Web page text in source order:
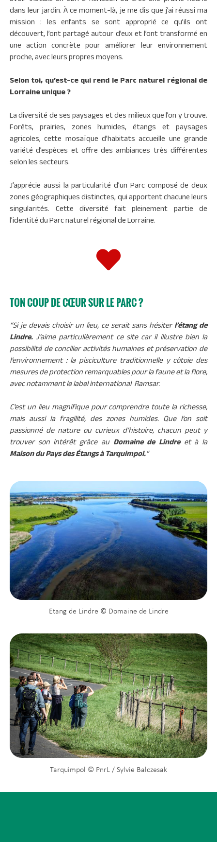
dans leur jardin. À ce moment-là, je me dis que j’ai réussi ma
mission : les enfants se sont approprié ce qu’ils ont
découvert, l’ont partagé autour d’eux et l’ont transformé en
une action concrète pour améliorer leur environnement
proche, avec leurs propres moyens.
Selon toi, qu’est-ce qui rend le Parc naturel régional de
Lorraine unique ?
La diversité de ses paysages et des milieux que l’on y trouve.
Forêts, prairies, zones humides, étangs et paysages
agricoles, cette mosaïque d’habitats accueille une grande
variété d’espèces et offre des ambiances très différentes
selon les secteurs.
J’apprécie aussi la particularité d’un Parc composé de deux
zones géographiques distinctes, qui apportent chacune leurs
singularités. Cette diversité fait pleinement partie de
l’identité du Parc naturel régional de Lorraine.
TON COUP DE CŒUR SUR LE PARC ?
“Si je devais choisir un lieu, ce serait sans hésiterl’étang de
Lindre. J’aime particulièrement ce site car il illustre bien la
possibilité de concilier activités humaines et préservation de
l’environnement : la pisciculture traditionnelle y côtoie des
mesures de protection remarquables pour la faune et la flore,
avec notamment le label international Ramsar.
C’est un lieu magnifique pour comprendre toute la richesse,
mais aussi la fragilité, des zones humides. Que l’on soit
passionné de nature ou curieux d’histoire, chacun peut y
trouver son intérêt grâce au Domaine de Lindreet à la
Maison du Pays des Étangs à Tarquimpol.“
Etang de Lindre © Domaine de Lindre
Tarquimpol © PnrL / Sylvie Balczesak